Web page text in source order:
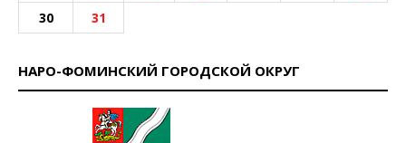
30
31
НАРО-ФОМИНСКИЙ ГОРОДСКОЙ ОКРУГ